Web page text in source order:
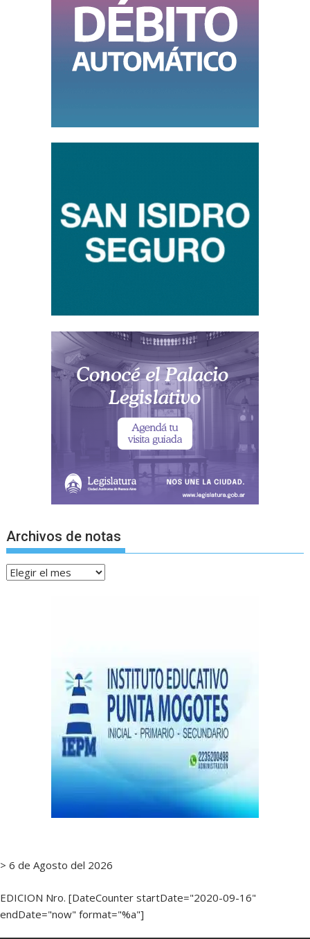
Archivos de notas
Archivos
> 6 de Agosto del 2026
EDICION Nro. [DateCounter startDate="2020-09-16"
endDate="now" format="%a"]